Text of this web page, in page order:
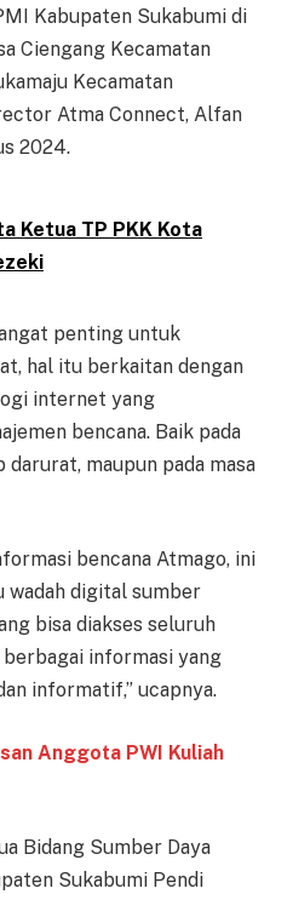
Kabupaten Sukabumi di
Ciengang Kecamatan
Kecamatan
Atma Connect, Alfan
2024.
Ketua TP PKK Kota
penting untuk
hal itu berkaitan dengan
internet yang
bencana. Baik pada
maupun pada masa
bencana Atmago, ini
wadah digital sumber
bisa diakses seluruh
berbagai informasi yang
informatif,” ucapnya.
Anggota PWI Kuliah
Bidang Sumber Daya
Sukabumi Pendi